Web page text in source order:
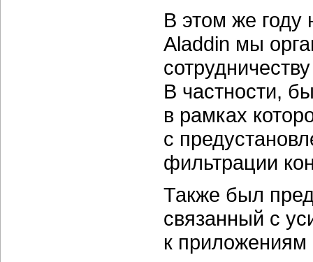
В этом же
Aladdin мы
В частности,
в рамках
с
фильтрации
Также был
связанный с
к